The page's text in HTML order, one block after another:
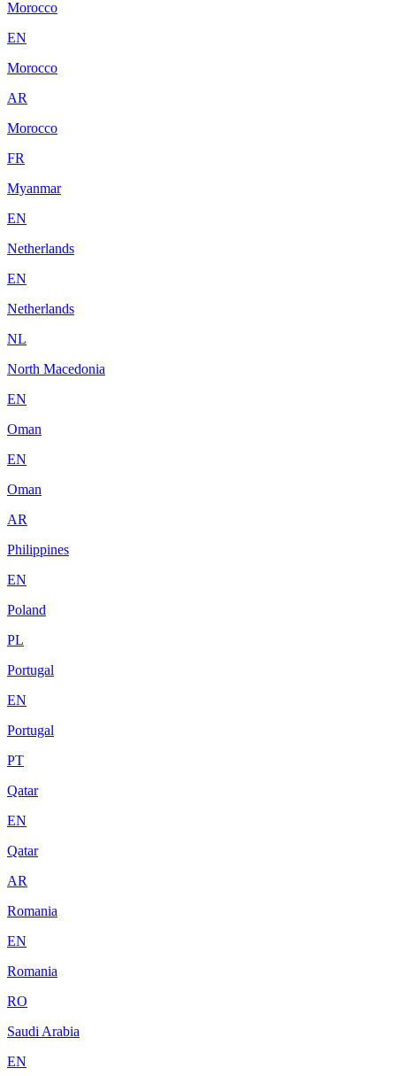
Morocco
EN
Morocco
AR
Morocco
FR
Myanmar
EN
Netherlands
EN
Netherlands
NL
North Macedonia
EN
Oman
EN
Oman
AR
Philippines
EN
Poland
PL
Portugal
EN
Portugal
PT
Qatar
EN
Qatar
AR
Romania
EN
Romania
RO
Saudi Arabia
EN